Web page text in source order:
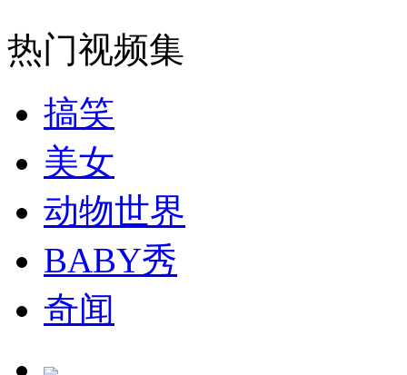
消防员救轻生者 花炮节热闹非凡
司机酒驾遇交警 急速倒车逃窜
热门视频集
搞笑
美女
动物世界
BABY秀
奇闻